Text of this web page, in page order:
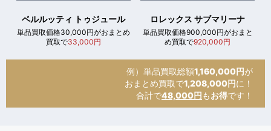
ベルルッティ トゥジュール
単品買取価格30,000円がおまとめ
買取で33,000円
ロレックス サブマリーナ
単品買取価格900,000円がおまと
め買取で920,000円
例）単品買取総額1,160,000円が
おまとめ買取で1,208,000円に！
合計で48,000円 もお得です！